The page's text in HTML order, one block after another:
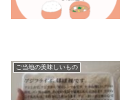
ご当地の美味しいもの